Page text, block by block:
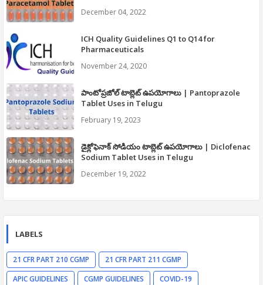
December 04, 2022
ICH Quality Guidelines Q1 to Q14 for
Pharmaceuticals
November 24, 2020
పాంటోప్రజోల్ టాబ్లెట్ ఉపయోగాలు | Pantoprazole
Tablet Uses in Telugu
February 19, 2023
డైక్లోఫెనాక్ సోడియం టాబ్లెట్ ఉపయోగాలు | Diclofenac
Sodium Tablet Uses in Telugu
December 19, 2022
LABELS
21 CFR PART 210 CGMP
21 CFR PART 211 CGMP
APIC GUIDELINES
CGMP GUIDELINES
COVID-19